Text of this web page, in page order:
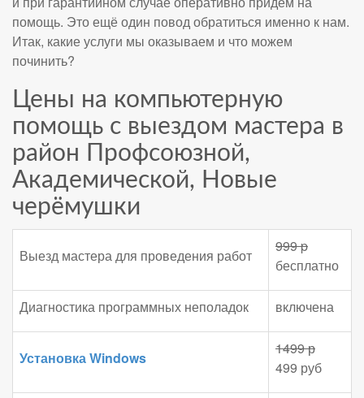
помощь. Это ещё один повод обратиться именно к нам.
Итак, какие услуги мы оказываем и что можем
починить?
Цены на компьютерную
помощь с выездом мастера в
район Профсоюзной,
Академической, Новые
черёмушки
Выезд мастера для проведения работ
999 p
бесплатно
Диагностика программных неполадок включена
Установка Windows
1499 р
499 руб